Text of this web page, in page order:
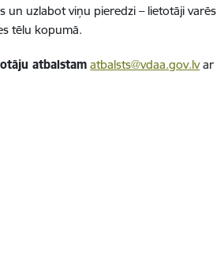
un uzlabot viņu pieredzi – lietotāji varēs
tēlu kopumā.
atbalstam atbalsts@vdaa.gov.lvar